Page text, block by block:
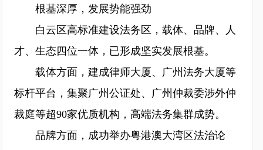
根基深厚，发展势能强劲
白云区高标准建设法务区，载体、品牌、人
才、生态四位一体，已形成坚实发展根基。
载体方面，建成律师大厦、广州法务大厦等
标杆平台，集聚广州公证处、广州仲裁委涉外仲
裁庭等超90家优质机构，高端法务集群成势。
品牌方面，成功举办粤港澳大湾区法治论